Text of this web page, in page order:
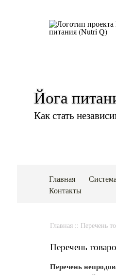
Йога
Как стать
Главная
Контакты
Главная :: Перечень
Перечень
Перечень